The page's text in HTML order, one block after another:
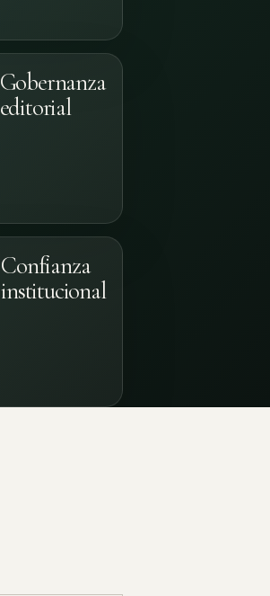
Gobernanza
editorial
Confianza
institucional